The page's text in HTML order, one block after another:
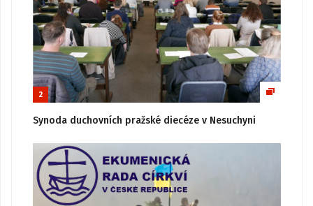
2
Synoda duchovních pražské diecéze v Nesuchyni